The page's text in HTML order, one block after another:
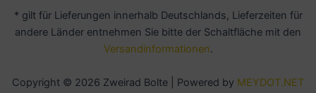
* gilt für Lieferungen innerhalb Deutschlands, Lieferzeiten für
andere Länder entnehmen Sie bitte der Schaltfläche mit den
Versandinformationen.
Copyright © 2026 Zweirad Bolte | Powered by MEYDOT.NET